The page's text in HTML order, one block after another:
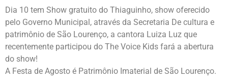
Dia 10 tem Show gratuito do Thiaguinho, show oferecido
pelo Governo Municipal, através da Secretaria De cultura e
patrimônio de São Lourenço, a cantora Luiza Luz que
recentemente participou do The Voice Kids fará a abertura
do show!
A Festa de Agosto é Patrimônio Imaterial de São Lourenço.